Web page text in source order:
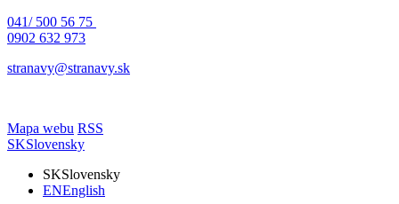
041/ 500 56 75
0902 632 973
stranavy@stranavy.sk
Mapa webu RSS
SKSlovensky
SKSlovensky
ENEnglish